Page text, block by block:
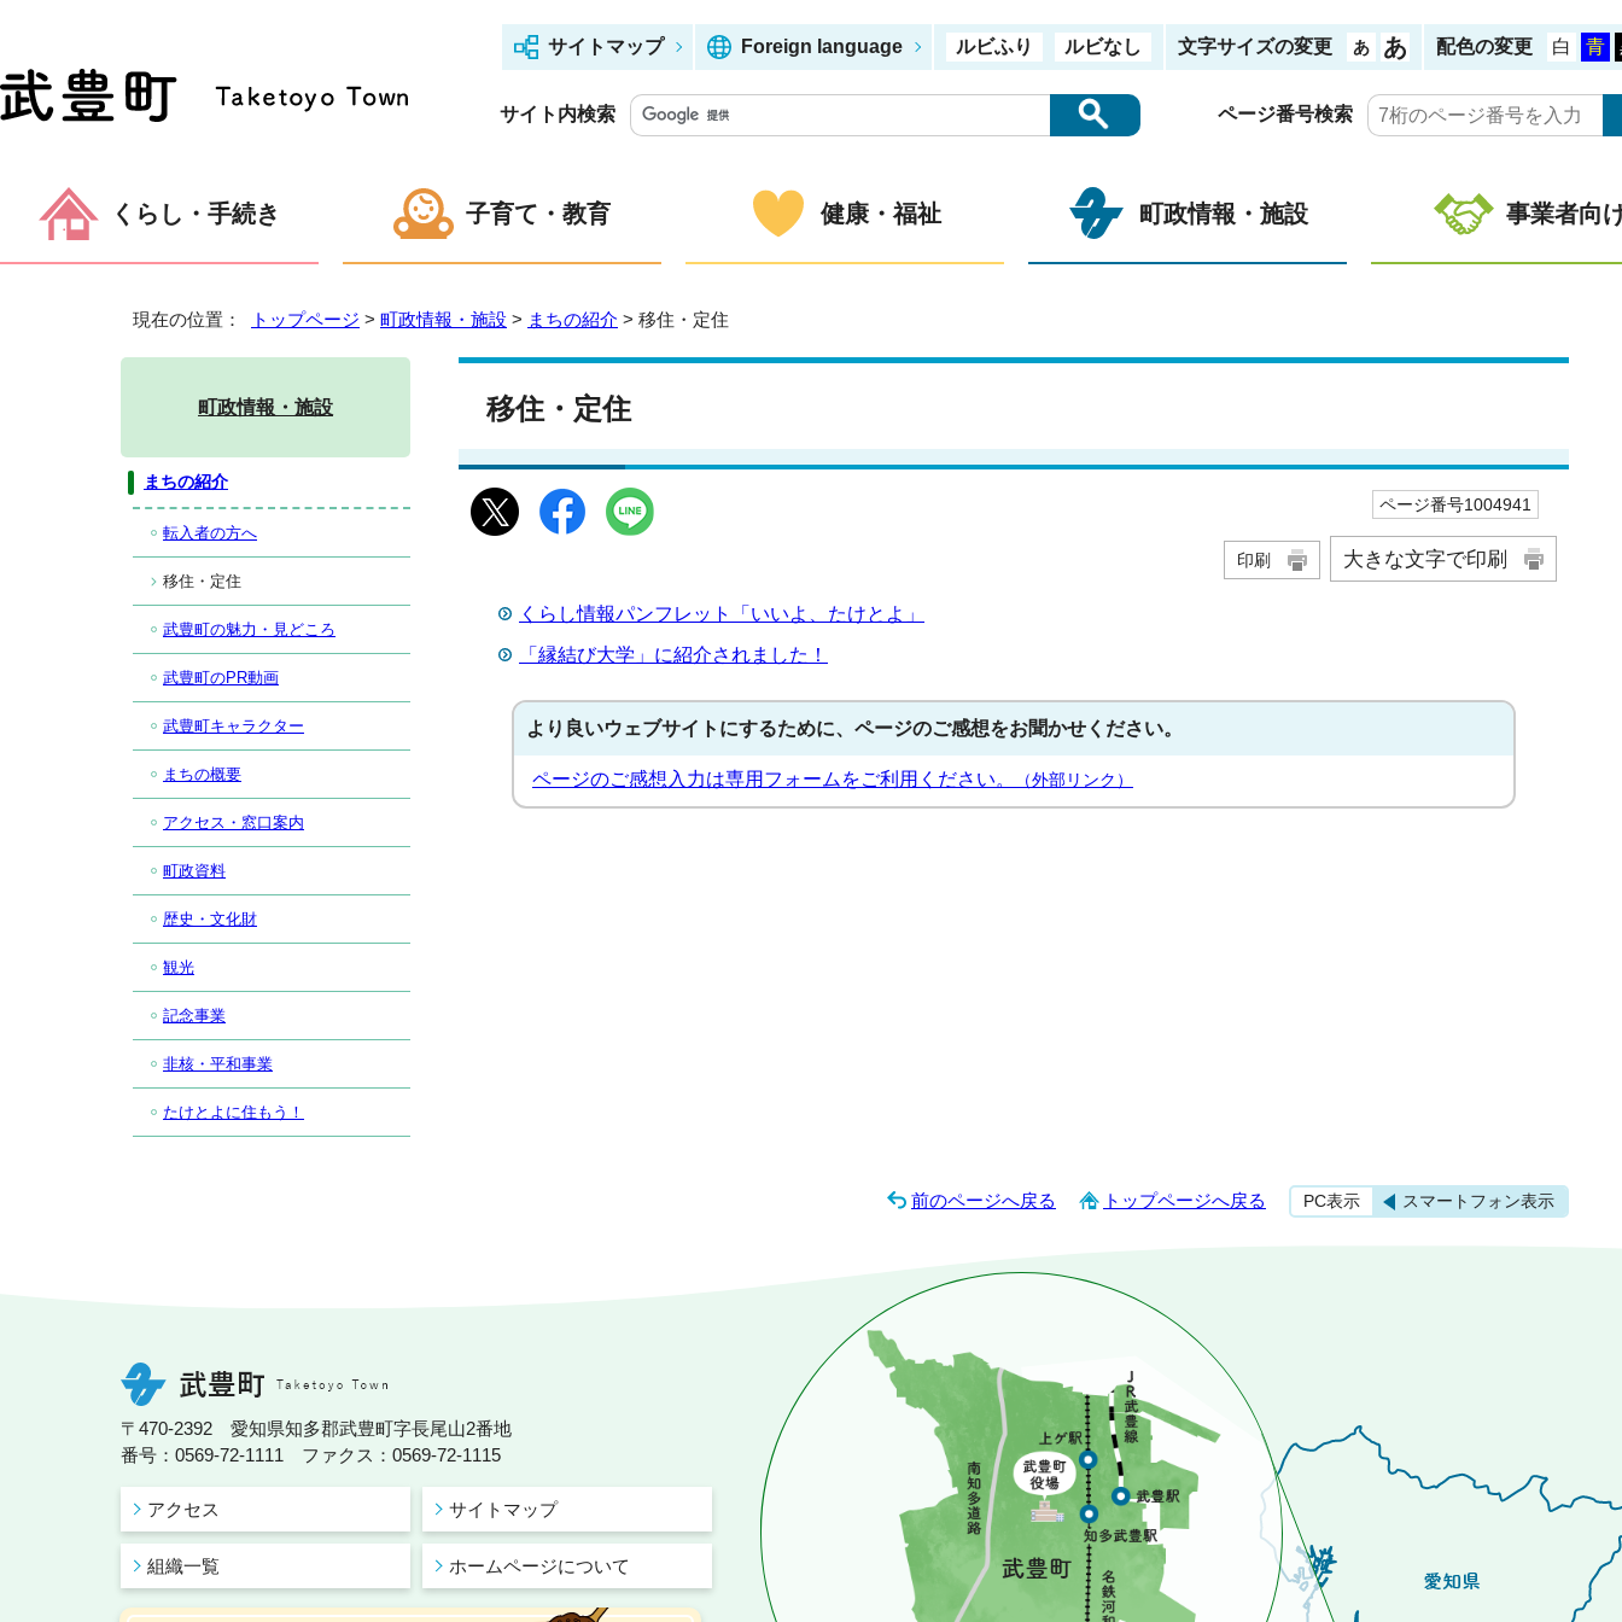
サイトマップ Foreign language ルビふり ルビなし 文字サイズの変更 配色の変更
サイト内検索 ページ番号検索
くらし・手続き 子育て・教育 健康・福祉 町政情報・施設 事業者向
現在の位置： トップページ > 町政情報・施設 > まちの紹介 > 移住・定住
移住・定住
ページ番号1004941
印刷 大きな文字で印刷
くらし情報パンフレット「いいよ、たけとよ」
「縁結び大学」に紹介されました！
より良いウェブサイトにするために、ページのご感想をお聞かせください。
ページのご感想入力は専用フォームをご利用ください。 （外部リンク）
町政情報・施設
まちの紹介
転入者の方へ
移住・定住
武豊町の魅力・見どころ
武豊町のPR動画
武豊町キャラクター
まちの概要
アクセス・窓口案内
町政資料
歴史・文化財
観光
記念事業
非核・平和事業
たけとよに住もう！
前のページへ戻る トップページへ戻る PC表示 スマートフォン表示
〒470-2392 愛知県知多郡武豊町字長尾山2番地
番号：0569-72-1111 ファクス：0569-72-1115
アクセス サイトマップ
組織一覧 ホームページについて